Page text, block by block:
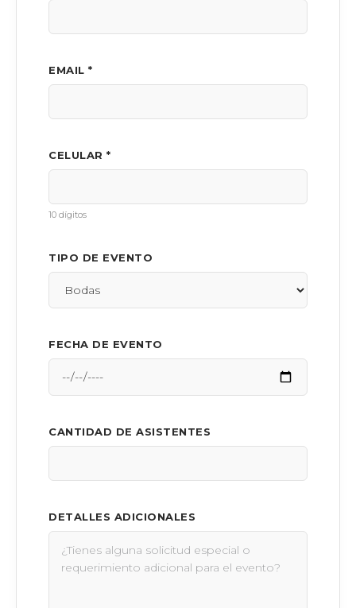
EMAIL *
CELULAR *
10 dígitos
TIPO DE EVENTO
FECHA DE EVENTO
CANTIDAD DE ASISTENTES
DETALLES ADICIONALES